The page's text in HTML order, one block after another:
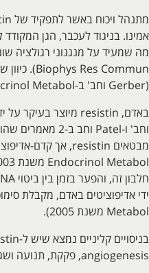
(Gerber וחב' ב-J Clin Endocrinol Metabol משנת 2005). באופן נורמאלי, רמות resistin בנסיוב אדם נמוכות מ-10 ננוגרם/מ"ל.
Metabol משנת 2005).
angiogenesis, פקקת, תנועה ושגשוג של תאי שריר חלק בדופן כלי הדם שעלולים לתרום לתהליכי